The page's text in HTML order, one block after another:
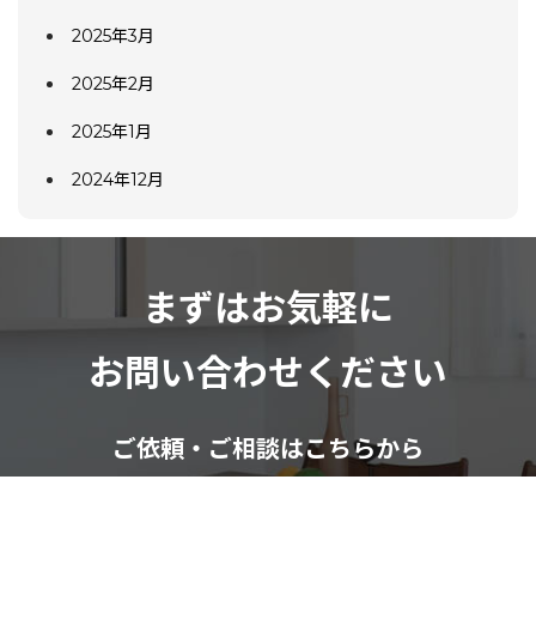
2025年3月
2025年2月
2025年1月
2024年12月
まずはお気軽に
お問い合わせください
ご依頼・ご相談はこちらから